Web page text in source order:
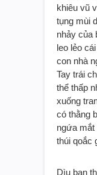
khiêu vũ
tụng mùi
nhảy của
leo lẻo
con nhà
Tay trái
thể thấp
xuống
có thằng
ngứa mắt
thúi qoắc
Dìu bạn